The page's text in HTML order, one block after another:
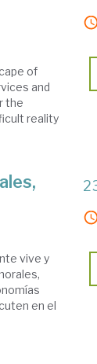
of
and
the
reality
vive y
en el